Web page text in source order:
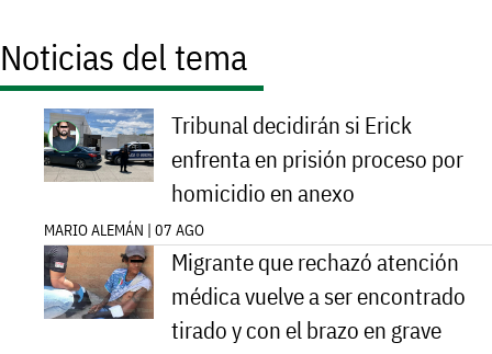
Noticias del tema
Tribunal decidirán si Erick
enfrenta en prisión proceso por
homicidio en anexo
MARIO ALEMÁN | 07 AGO
Migrante que rechazó atención
médica vuelve a ser encontrado
tirado y con el brazo en grave